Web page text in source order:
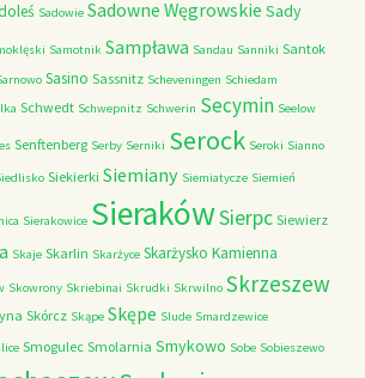
Sadowie Sadowne Węgrowskie Sady
Samotnik Sampława Sandau Sanniki Santok
Sasino Sassnitz Scheveningen Schiedam
Schwedt Schwepnitz Schwerin Secymin Seelow
Senftenberg Serby Serniki Serock Seroki Sianno
Siekierki Siemiany Siemiatycze Siemień
Sierakowice SierakówSierpc Siewierz
Skaje Skarlin Skarżyce Skarżysko Kamienna
Skowrony Skriebinai Skrudki Skrwilno Skrzeszew
Skórcz Skąpe Skępe Slude Smardzewice
Smogulec Smolarnia Smykowo Sobe Sobieszewo